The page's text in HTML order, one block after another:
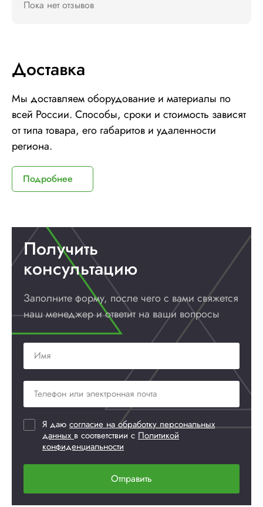
Пока нет отзывов
Доставка
Мы доставляем оборудование и материалы по
всей России. Способы, сроки и стоимость зависят
от типа товара, его габаритов и удаленности
региона.
Подробнее
Получить
консультацию
Заполните форму, после чего с вами свяжется
наш менеджер и ответит на ваши вопросы
Я даю согласие на обработку персональных
данных в соответствии с Политикой
конфиденциальности
Отправить